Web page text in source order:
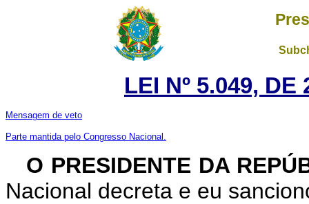
LEI Nº 5.049, DE
Mensagem de veto
Parte mantida pelo Congresso Nacional.
O PRESIDENTE DA
Nacional decreta e eu